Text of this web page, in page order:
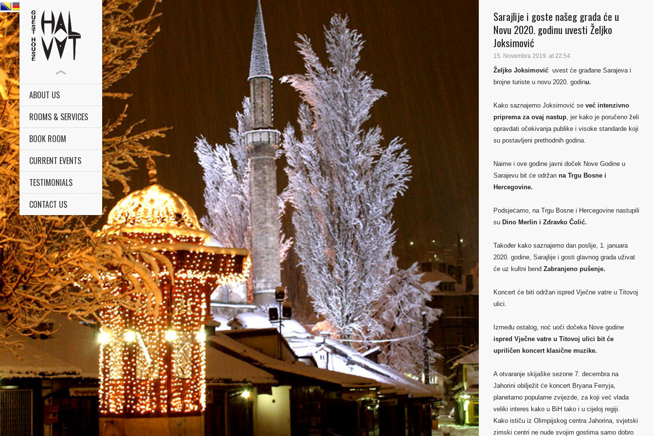
ABOUT US
ROOMS & SERVICES
BOOK ROOM
CURRENT EVENTS
TESTIMONIALS
CONTACT US
Sarajlije i goste našeg grada će u
Novu 2020. godinu uvesti Željko
Joksimović
15. Novembra 2019. at 22:54
Željko Joksimović uvest će građane Sarajeva i
brojne turiste u novu 2020. godinu.
Kako saznajemo Joksimović se već intenzivno
priprema za ovaj nastup, jer kako je poručeno želi
opravdati očekivanja publike i visoke standarde koji
su postavljeni prethodnih godina.
Naime i ove godine javni doček Nove Godine u
Sarajevu bit će održan na Trgu Bosne i
Hercegovine.
Podsjećamo, na Trgu Bosne i Hercegovine nastupili
su Dino Merlin i Zdravko Čolić.
Također kako saznajemo dan poslije, 1. januara
2020. godine, Sarajlije i gosti glavnog grada uživat
će uz kultni bend Zabranjeno pušenje.
Koncert će biti održan ispred Vječne vatre u Titovoj
ulici.
Između ostalog, noć uoči dočeka Nove godine
ispred Vječne vatre u Titovoj ulici bit će
upriličen koncert klasične muzike.
A otvaranje skijaške sezone 7. decembra na
Jahorini obilježit će koncert Bryana Ferryja,
planetarno popularne zvijezde, za koji već vlada
veliki interes kako u BiH tako i u cijeloj regiji.
Kako ističu iz Olimpijskog centra Jahorina, svjetski
zimski centri ne nude svojim gostima samo dobro